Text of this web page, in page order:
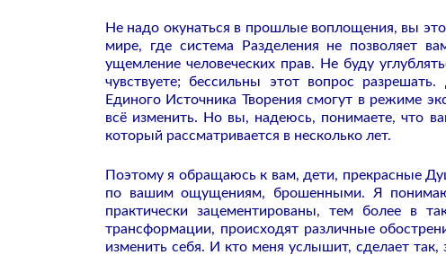
Не надо окунаться в прошлые воплощения, вы
мире, где система Разделения не позволяет
ущемление человеческих прав. Не буду
чувствуете; бессильны этот вопрос
Единого Источника Творения смогут в режиме
всё изменить. Но вы, надеюсь, понимаете, что
который рассматривается в несколько лет.
Поэтому я обращаюсь к вам, дети, прекрасные
по вашим ощущениям, брошенными. Я
практически зацементированы, тем более в
трансформации, происходят различные
изменить себя. И кто меня услышит, сделает